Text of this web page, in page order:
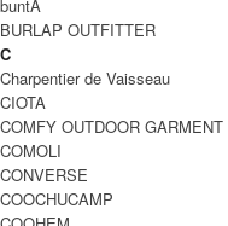
BAG
ACCESSARY
LEG WEAR
HAND WEAR
buntA
BURLAP OUTFITTER
C
Charpentier de Vaisseau
CIOTA
COMFY OUTDOOR GARMENT
COMOLI
CONVERSE
COOCHUCAMP